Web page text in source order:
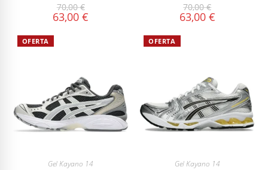
70,00€
63,00€
70,00€
63,00 €
OFERTA
Gel Kayano 14
OFERTA
Gel Kayano 14